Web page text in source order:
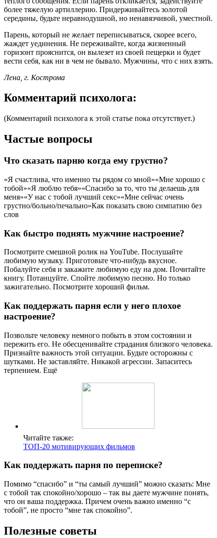
более тяжелую артиллерию. Придерживайтесь золотой
середины, будьте неравнодушной, но ненавязчивой, уместной.
Парень, который не желает переписываться, скорее всего,
жаждет уединения. Не переживайте, когда жизненный
горизонт прояснится, он вылезет из своей пещерки и будет
вести себя, как ни в чем не бывало. Мужчины, что с них взять.
Лена, г. Кострома
Комментарий психолога:
(Комментарий психолога к этой статье пока отсутствует.)
Частые вопросы
Что сказать парню когда ему грустно?
«Я счастлива, что именно ты рядом со мной»«Мне хорошо с
тобой»«Я люблю тебя»«Спасибо за то, что ты делаешь для
меня»«У нас с тобой лучший секс»«Мне сейчас очень
грустно/больно/печально»Как показать свою симпатию без
слов
Как быстро поднять мужчине настроение?
Посмотрите смешной ролик на YouTube. Послушайте
любимую музыку. Приготовьте что-нибудь вкусное.
Побалуйте себя и закажите любимую еду на дом. Почитайте
книгу. Потанцуйте. Спойте любимую песню. Но только
зажигательно. Посмотрите хороший фильм.
Как поддержать парня если у него плохое
настроение?
Позвольте человеку немного побыть в этом состоянии и
пережить его. Не обесценивайте страдания близкого человека.
Признайте важность этой ситуации. Будьте осторожны с
шутками. Не заставляйте. Никакой агрессии. Запаситесь
терпением. Ещё
Читайте также:
ТОП-20 мотивирующих фильмов
Как поддержать парня по переписке?
Помимо “спасибо” и “ты самый лучший” можно сказать: Мне
с тобой так спокойно/хорошо – так вы даете мужчине понять,
что он ваша поддержка. Причем очень важно именно “с
тобой”, не просто “мне так спокойно”.
Полезные советы